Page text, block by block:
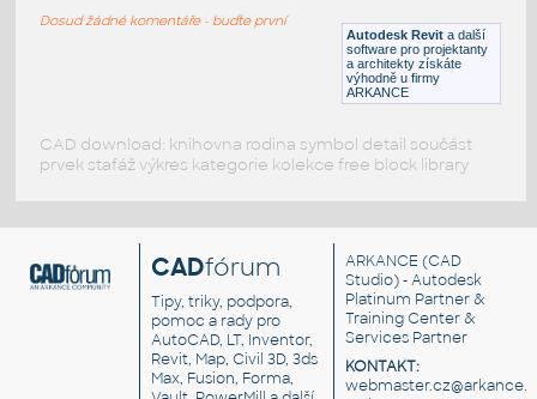
vysokozdvižný vozík - pohledy
Autodesk Revit a další
software pro projektanty
a architekty získáte
výhodně u firmy
ARKANCE
Dosud žádné komentáře - buďte první
CAD download: knihovna rodina symbol detail součást
prvek stafáž výkres kategorie kolekce free block library
CADfórum
Tipy, triky, podpora,
pomoc a rady pro
AutoCAD, LT, Inventor,
Revit, Map, Civil 3D, 3ds
Max, Fusion, Forma,
ARKANCE (CAD
Studio) - Autodesk
Platinum Partner &
Training Center &
Services Partner
KONTAKT: